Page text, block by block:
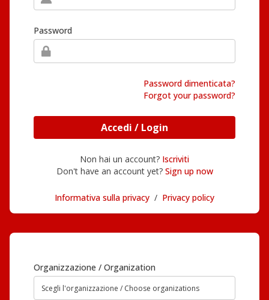
Password
Password dimenticata?
Forgot your password?
Accedi / Login
Non hai un account? Iscriviti
Don't have an account yet? Sign up now
Informativa sulla privacy / Privacy policy
Organizzazione / Organization